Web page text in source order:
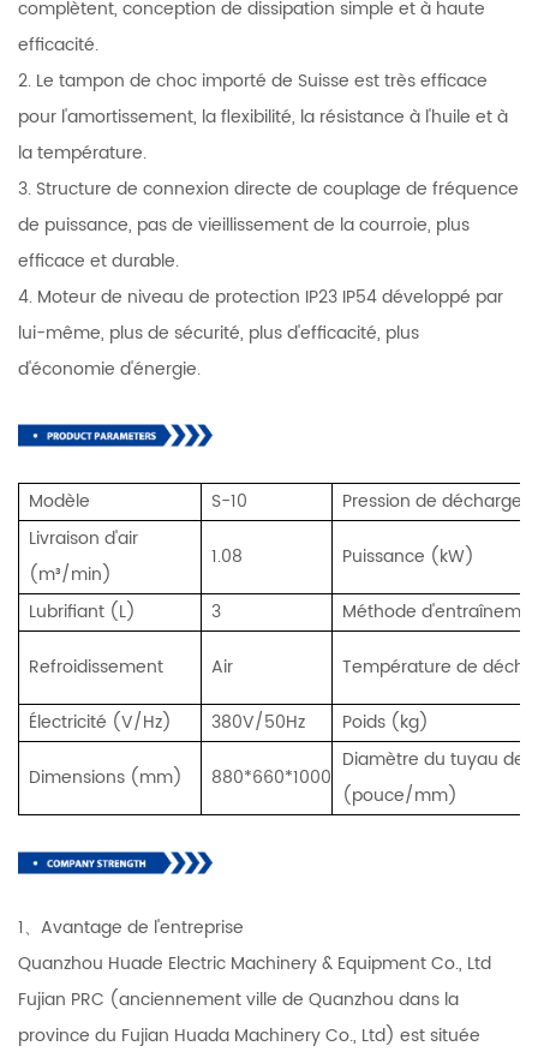
complètent, conception de dissipation simple et à haute
efficacité.
2. Le tampon de choc importé de Suisse est très efficace
pour l'amortissement, la flexibilité, la résistance à l'huile et à
la température.
3. Structure de connexion directe de couplage de fréquence
de puissance, pas de vieillissement de la courroie, plus
efficace et durable.
4. Moteur de niveau de protection IP23 IP54 développé par
lui-même, plus de sécurité, plus d'efficacité, plus
d'économie d'énergie.
Modèle S-10
Pression de décharge
Livraison d'air
(m³/min)
1.08
Puissance (kW)
Lubrifiant (L)
3
Méthode
Refroidissement
Air
Température de
Électricité (V/Hz)
380V/50Hz
Poids (kg)
Dimensions (mm)
880*660*1000
Diamètre du tuyau de
(pouce/mm)
1、Avantage de l'entreprise
Quanzhou Huade Electric Machinery & Equipment Co., Ltd
Fujian PRC (anciennement ville de Quanzhou dans la
province du Fujian Huada Machinery Co., Ltd) est située